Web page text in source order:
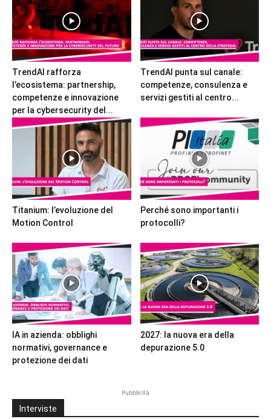
TrendAI rafforza
l’ecosistema: partnership,
competenze e innovazione
per la cybersecurity del...
TrendAI punta sul canale:
competenze, consulenza e
servizi gestiti al centro...
Titanium: l’evoluzione del
Motion Control
Perché sono importanti i
protocolli?
IA in azienda: obblighi
normativi, governance e
protezione dei dati
2027: la nuova era della
depurazione 5.0
Pubblicità
Interviste